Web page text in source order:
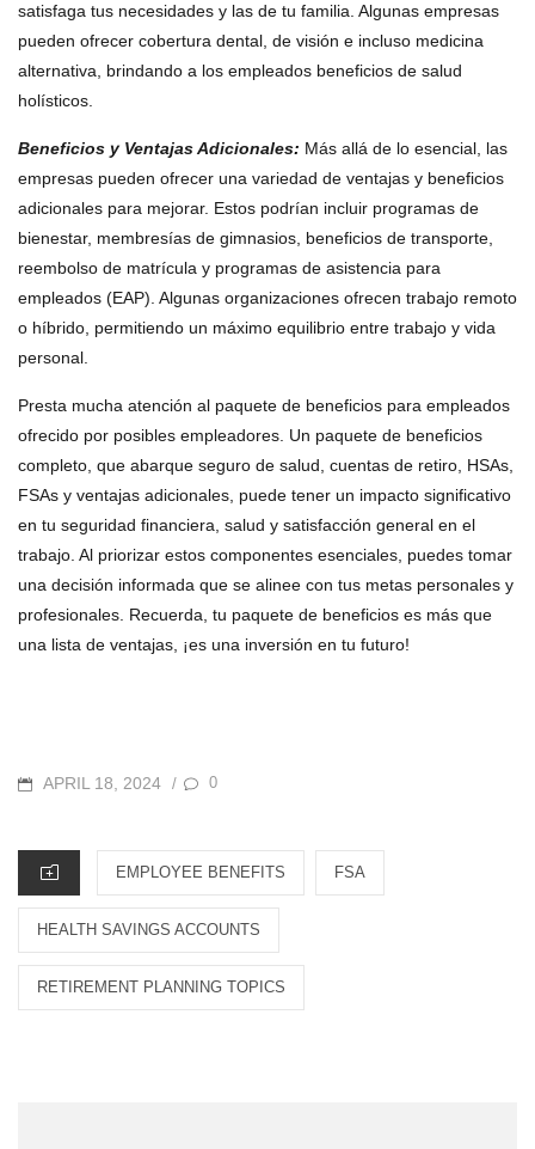
satisfaga tus necesidades y las de tu familia. Algunas empresas
pueden ofrecer cobertura dental, de visión e incluso medicina
alternativa, brindando a los empleados beneficios de salud
holísticos.
Beneficios y Ventajas Adicionales: Más allá de lo esencial, las
empresas pueden ofrecer una variedad de ventajas y beneficios
adicionales para mejorar. Estos podrían incluir programas de
bienestar, membresías de gimnasios, beneficios de transporte,
reembolso de matrícula y programas de asistencia para
empleados (EAP). Algunas organizaciones ofrecen trabajo remoto
o híbrido, permitiendo un máximo equilibrio entre trabajo y vida
personal.
Presta mucha atención al paquete de beneficios para empleados
ofrecido por posibles empleadores. Un paquete de beneficios
completo, que abarque seguro de salud, cuentas de retiro, HSAs,
FSAs y ventajas adicionales, puede tener un impacto significativo
en tu seguridad financiera, salud y satisfacción general en el
trabajo. Al priorizar estos componentes esenciales, puedes tomar
una decisión informada que se alinee con tus metas personales y
profesionales. Recuerda, tu paquete de beneficios es más que
una lista de ventajas, ¡es una inversión en tu futuro!
POSTED
APRIL 18, 2024 / 0
CATEGORIES
EMPLOYEE BENEFITS FSA
HEALTH SAVINGS ACCOUNTS
RETIREMENT PLANNING TOPICS